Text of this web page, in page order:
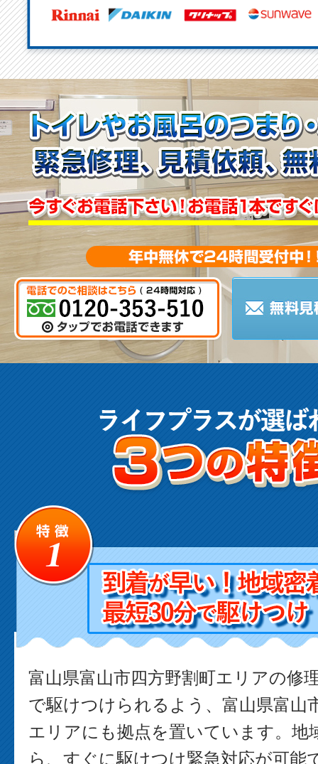
富山県富山市四方野割町エリアの修
で駆けつけられるよう、富山県富山
エリアにも拠点を置いています。地
ら、すぐに駆けつけ緊急対応が可能